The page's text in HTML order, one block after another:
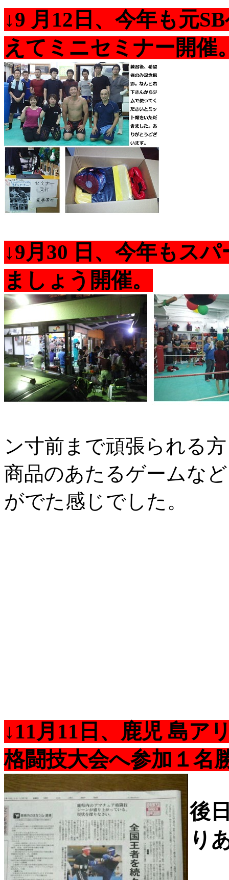
↓9 月12日、今年も元
えてミニセミナー開催
↓9月30 日、今年もス
ましょう開催。
ン寸前まで頑張られる
商品のあたるゲームな
がでた感じでした。
↓11月11日、鹿児 島ア
格闘技大会へ参加１名
後
り